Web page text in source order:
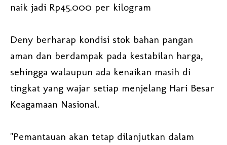
naik jadi Rp45.000 per kilogram
Deny berharap kondisi stok bahan pangan
aman dan berdampak pada kestabilan harga,
sehingga walaupun ada kenaikan masih di
tingkat yang wajar setiap menjelang Hari Besar
Keagamaan Nasional.
"Pemantauan akan tetap dilanjutkan dalam